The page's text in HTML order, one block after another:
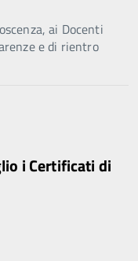
ai Docenti
e di rientro
i Certificati di